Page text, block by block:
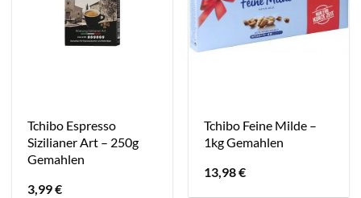
Tchibo Espresso
Sizilianer Art – 250g
Gemahlen
3,99€
Tchibo Feine Milde –
1kg Gemahlen
13,98€